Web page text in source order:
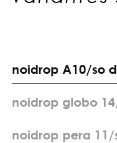
noidrop A10/so d
noidrop globo 14
noidrop pera 1 1 /